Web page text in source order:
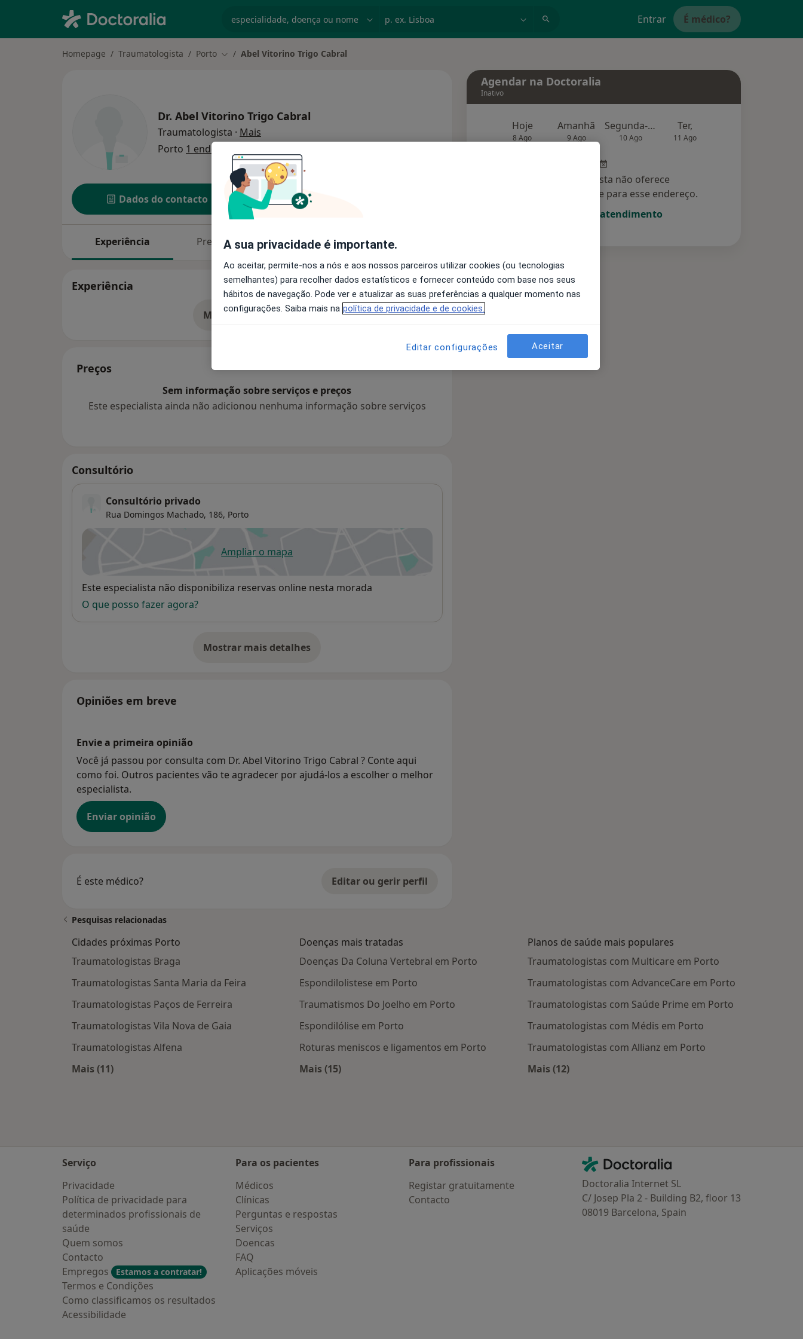
Entrar É médico?
Homepage Traumatologista Porto Mudar de cidade
Abel Vitorino Trigo Cabral
Dr. Abel Vitorino Trigo Cabral
Traumatologista · Mais
Porto 1 endereço
Dados do contacto Solicite um atendimento
Experiência Preços Consultórios Opiniões
Experiência
Mostrar mais detalhes
Preços
Sem informação sobre serviços e preços
Este especialista ainda não adicionou nenhuma informação sobre serviços
Consultório
Consultório privado
Rua Domingos Machado, 186, Porto
Ampliar o mapaabre num novo separador
Disponibilidade
Este especialista não disponibiliza reservas online nesta morada
O que posso fazer agora?
Mostrar mais detalhes
sobre o endereço
Opiniões em breve
Envie a primeira opinião
Você já passou por consulta com Dr. Abel Vitorino Trigo Cabral ? Conte aqui
como foi. Outros pacientes vão te agradecer por ajudá-los a escolher o melhor
especialista.
Enviar opinião
É este médico? Editar ou gerir perfil
Agendar na Doctoralia
Inativo
Hoje
8 Ago
Amanhã
9 Ago
Segunda-feira
10 Ago
Ter,
11 Ago
Esse especialista não oferece
agendamento online para esse endereço.
Solicite um atendimento
Pesquisas relacionadas
Cidades próximas Porto
Traumatologistas Braga
Traumatologistas Santa Maria da Feira
Traumatologistas Paços de Ferreira
Traumatologistas Vila Nova de Gaia
Traumatologistas Alfena
Mais (11)
Doenças mais tratadas
Doenças Da Coluna Vertebral em Porto
Espondilolistese em Porto
Traumatismos Do Joelho em Porto
Espondilólise em Porto
Roturas meniscos e ligamentos em Porto
Mais (15)
Planos de saúde mais populares
Traumatologistas com Multicare em Porto
Traumatologistas com AdvanceCare em Porto
Traumatologistas com Saúde Prime em Porto
Traumatologistas com Médis em Porto
Traumatologistas com Allianz em Porto
Mais (12)
Serviço
Privacidade
Política de privacidade para
determinados profissionais de
saúde
Quem somos
Contacto
Empregos
Estamos a contratar!
Termos e Condições
Como classificamos os resultados
Acessibilidade
Para os pacientes
Médicos
Clínicas
Perguntas e respostas
Serviços
Doencas
FAQ
Aplicações móveis
Para profissionais
Registar gratuitamente
Contacto
Contacto
Doctoralia - Homepage
Doctoralia Internet SL
C/ Josep Pla 2 - Building B2, floor 13
08019 Barcelona, Spain
A sua privacidade é importante.
Ao aceitar, permite-nos a nós e aos nossos parceiros utilizar cookies (ou tecnologias
semelhantes) para recolher dados estatísticos e fornecer conteúdo com base nos seus
hábitos de navegação. Pode ver e atualizar as suas preferências a qualquer momento nas
configurações. Saiba mais na política de privacidade e de cookies.
Editar configurações Aceitar